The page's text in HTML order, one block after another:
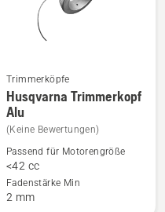
Mehr
Details
zu
Husqvarna
Trimmerkopf
Alu
anzeigen
Trimmerköpfe
Husqvarna Trimmerkopf
Alu
(Keine Bewertungen)
Passend für Motorengröße
<42 cc
Fadenstärke Min
2 mm